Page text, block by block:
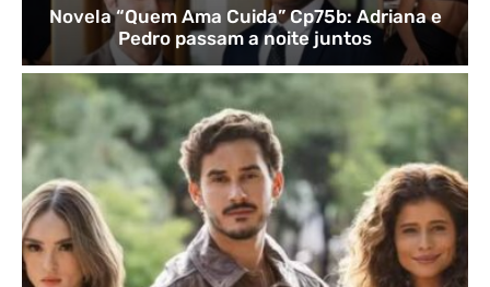
Novela “Quem Ama Cuida” Cp75b: Adriana e
Pedro passam a noite juntos